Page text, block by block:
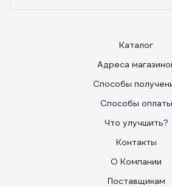
Каталог
Адреса
Способы
Способы оплаты
Что улучшить?
Контакты
О Компании
Поставщикам